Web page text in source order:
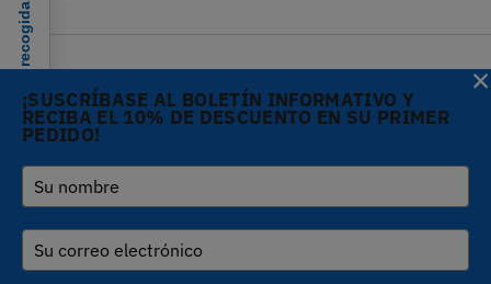
Copyright © 2026 Gi.Metal
srl - VAT no. 01888690979
Via Croce Rossa 1/C - 51037
Montale PT
Teléfono:+39 0573
1943680-
UI v. 0.0.240 prod
Aviso en el momento de la recogida¡SUSCRÍBASE AL BOLETÍN INFORMATIVO Y
RECIBA EL 10% DE DESCUENTO EN SU PRIMER
PEDIDO!
×